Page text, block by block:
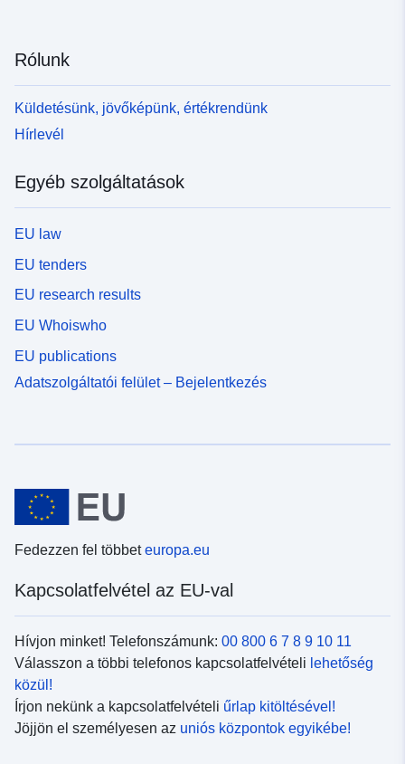
Rólunk
Küldetésünk, jövőképünk, értékrendünk
Hírlevél
Egyéb szolgáltatások
EU law
EU tenders
EU research results
EU Whoiswho
EU publications
Adatszolgáltatói felület – Bejelentkezés
Fedezzen fel többeteuropa.eu
Kapcsolatfelvétel az EU-val
Hívjon minket! Telefonszámunk: 00 800 6 7 8 9 10 11
Válasszon a többi telefonos kapcsolatfelvételi lehetőség
közül!
Írjon nekünk a kapcsolatfelvételi űrlap kitöltésével!
Jöjjön el személyesen az uniós központok egyikébe!